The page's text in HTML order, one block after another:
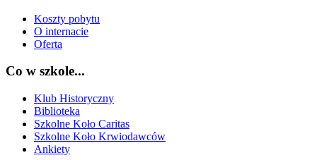
Koszty pobytu
O internacie
Oferta
Co w szkole...
Klub Historyczny
Biblioteka
Szkolne Koło Caritas
Szkolne Koło Krwiodawców
Ankiety